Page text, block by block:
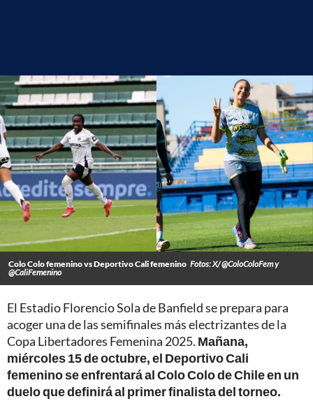
Colo Colo femenino vs Deportivo Cali femenino Fotos: X/ @ColoColoFem y
@CaliFemenino
El Estadio Florencio Sola de Banfield se prepara para
acoger una de las semifinales más electrizantes de la
Copa Libertadores Femenina 2025. Mañana,
miércoles 15 de octubre, el Deportivo Cali
femenino se enfrentará al Colo Colo de Chile en un
duelo que definirá al primer finalista del torneo.